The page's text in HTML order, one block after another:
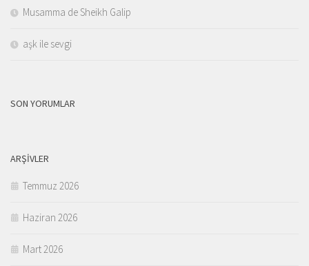
Musamma de Sheikh Galip
aşk ile sevgi
SON YORUMLAR
ARŞIVLER
Temmuz 2026
Haziran 2026
Mart 2026